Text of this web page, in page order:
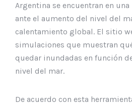
Argentina se encuentran en
ante el aumento del nivel del
calentamiento global. El sitio
simulaciones que muestran
quedar inundadas en función
nivel del mar.
De acuerdo con esta